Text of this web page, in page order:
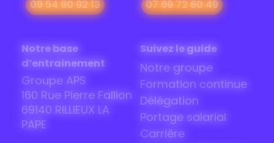
09 54 80 92 13 07 69 72 60 49
Notre base
d’entrainement
Groupe APS
160 Rue Pierre Fallion
69140 RILLIEUX LA
PAPE
Suivez le guide
Notre groupe
Formation continue
Délégation
Portage salarial
Carrière